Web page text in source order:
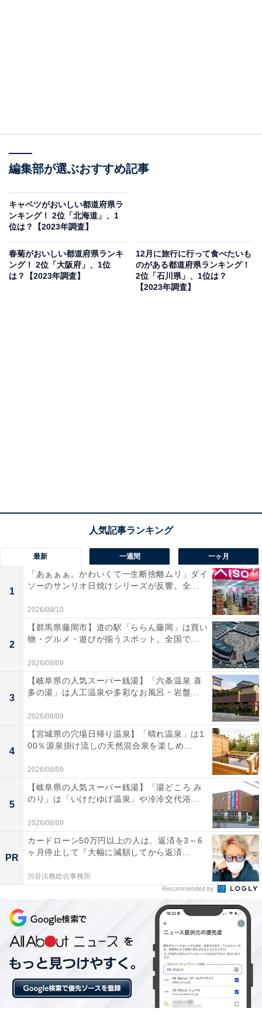
編集部が選ぶおすすめ記事
キャベツがおいしい都道府県ラ
ンキング！ 2位「北海道」、1
位は？【2023年調査】
春菊がおいしい都道府県ランキ
ング！ 2位「大阪府」、1位
は？【2023年調査】
12月に旅行に行って食べたいも
のがある都道府県ランキング！
2位「石川県」、1位は？
【2023年調査】
最新 一週間 一ヶ月
1
「あぁぁぁ。かわいくて一生断捨離ムリ」ダイ
ソーのサンリオ日焼けシリーズが反響。全...
2026/08/10
2
【群馬県藤岡市】道の駅「ららん藤岡」は買い
物・グルメ・遊びが揃うスポット。全国で...
2026/08/09
3
【岐阜県の人気スーパー銭湯】「六条温泉 喜
多の湯」は人工温泉や多彩なお風呂・岩盤...
2026/08/09
4
【宮城県の穴場日帰り温泉】「晴れ温泉」は1
00％源泉掛け流しの天然混合泉を楽しめ...
2026/08/09
5
【岐阜県の人気スーパー銭湯】「湯どころ み
のり」は「いけだゆげ温泉」や冷冷交代浴...
2026/08/09
PR
カードローン50万円以上の人は、返済を3～6
ヶ月停止して『大幅に減額してから返済...
渋谷法務総合事務所
Recommended by